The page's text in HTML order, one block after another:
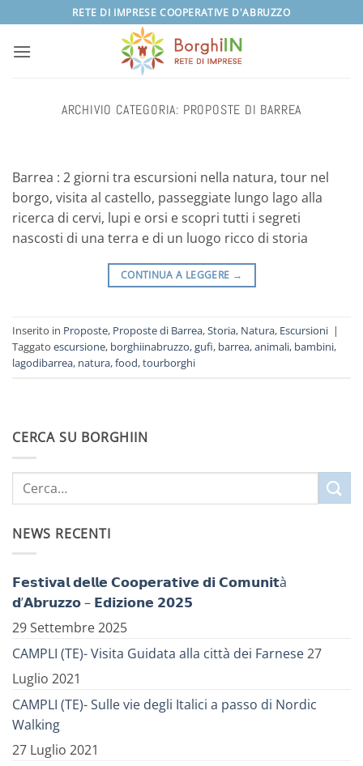
ai
contenuti
RETE DI IMPRESE COOPERATIVE D'ABRUZZO
ARCHIVIO CATEGORIA: PROPOSTE DI BARREA
Barrea : 2 giorni tra escursioni nella natura, tour nel
borgo, visita al castello, passeggiate lungo lago alla
ricerca di cervi, lupi e orsi e scopri tutti i segreti
nascosti di una terra e di un luogo ricco di storia
CONTINUA A LEGGERE →
Inserito in Proposte, Proposte di Barrea,Storia, Natura, Escursioni |
Taggato escursione, borghiinabruzzo,gufi, barrea,animali, bambini,
lagodibarrea, natura,food,tourborghi
CERCA SU BORGHIIN
NEWS RECENTI
𝗙𝗲𝘀𝘁𝗶𝘃𝗮𝗹 𝗱𝗲𝗹𝗹𝗲 𝗖𝗼𝗼𝗽𝗲𝗿𝗮𝘁𝗶𝘃𝗲 𝗱𝗶 𝗖𝗼𝗺𝘂𝗻𝗶𝘁à
𝗱’𝗔𝗯𝗿𝘂𝘇𝘇𝗼 – 𝗘𝗱𝗶𝘇𝗶𝗼𝗻𝗲 𝟮𝟬𝟮𝟱
29 Settembre 2025
CAMPLI (TE)- Visita Guidata alla città dei Farnese27
Luglio 2021
CAMPLI (TE)- Sulle vie degli Italici a passo di Nordic
Walking
27 Luglio 2021